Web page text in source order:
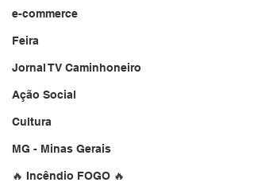
e-commerce
Feira
Jornal TV Caminhoneiro
Ação Social
Cultura
MG - Minas Gerais
🔥 Incêndio FOGO 🔥